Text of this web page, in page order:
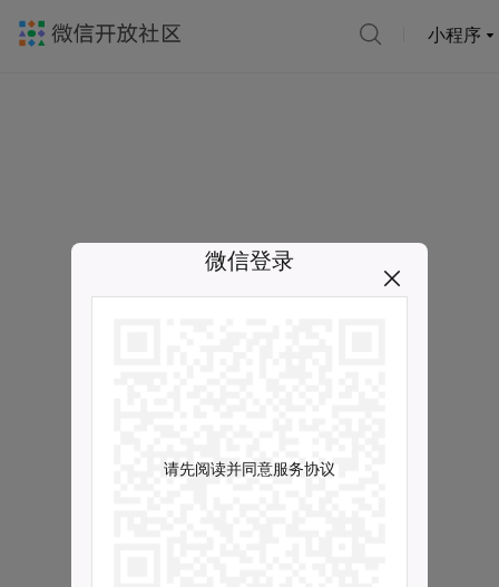
小程序
微信登录
请先阅读并同意服务协议